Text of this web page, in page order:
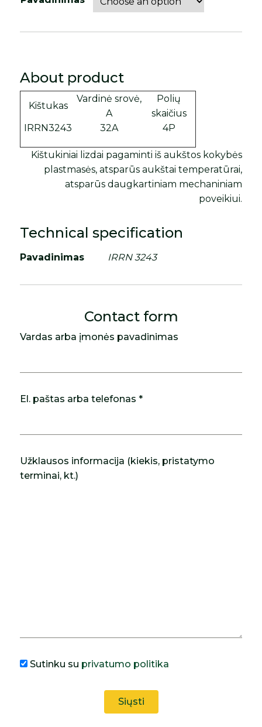
About product
Kištukas
Vardinė srovė,
A
Polių
skaičius
IRRN3243
32A 4P
Kištukiniai lizdai pagaminti iš aukštos kokybės
plastmasės, atsparūs aukštai temperatūrai,
atsparūs daugkartiniam mechaniniam
poveikiui.
Technical specification
Pavadinimas IRRN 3243
Contact form
Vardas arba įmonės pavadinimas
El. paštas arba telefonas *
Užklausos informacija (kiekis, pristatymo
terminai, kt.)
Sutinku su privatumo politika